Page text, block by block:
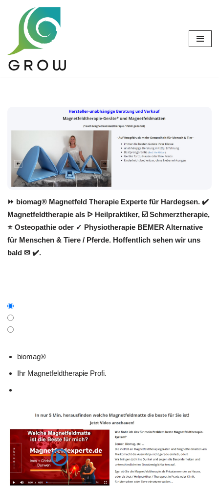
Zum
springen
⏩ biomag® Magnetfeld Therapie Experte für Hardegsen. ✔️
Magnetfeldtherapie als ᐅ Heilpraktiker, ☑️ Schmerztherapie,
⭐ Osteopathie oder ✓ Physiotherapie BEMER Alternative
für Menschen & Tiere / Pferde. Hoffentlich sehen wir uns
bald ✉ ✔️.
biomag®
Ihr Magnetfeldtherapie Profi.